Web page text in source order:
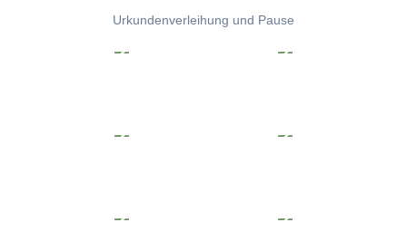
Urkundenverleihung und Pause